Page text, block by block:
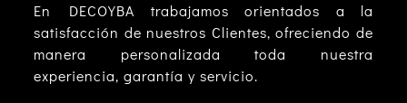
En DECOYBA trabajamos orientados a la
satisfacción de nuestros Clientes, ofreciendo de
manera personalizada toda nuestra
experiencia, garantía y servicio.